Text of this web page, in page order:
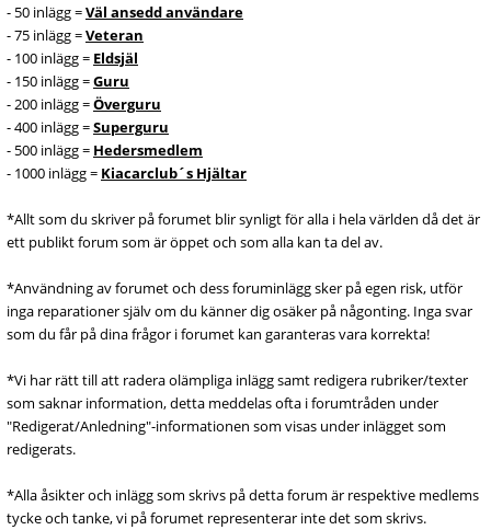
- 50 inlägg =Väl ansedd användare
- 75 inlägg =Veteran
- 100 inlägg = Eldsjäl
- 150 inlägg =Guru
- 200 inlägg =Överguru
- 400 inlägg =Superguru
- 500 inlägg = Hedersmedlem
- 1000 inlägg = Kiacarclub´s Hjältar
*Allt som du skriver på forumet blir synligt för alla i hela världen då det är
ett publikt forum som är öppet och som alla kan ta del av.
*Användning av forumet och dess foruminlägg sker på egen risk, utför
inga reparationer själv om du känner dig osäker på någonting. Inga svar
som du får på dina frågor i forumet kan garanteras vara korrekta!
*Vi har rätt till att radera olämpliga inlägg samt redigera rubriker/texter
som saknar information, detta meddelas ofta i forumtråden under
"Redigerat/Anledning"-informationen som visas under inlägget som
redigerats.
*Alla åsikter och inlägg som skrivs på detta forum är respektive medlems
tycke och tanke, vi på forumet representerar inte det som skrivs.